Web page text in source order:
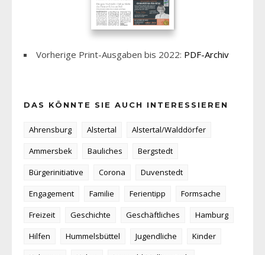
Vorherige Print-Ausgaben bis 2022: PDF-Archiv
DAS KÖNNTE SIE AUCH INTERESSIEREN
Ahrensburg Alstertal
Alstertal/Walddörfer
Ammersbek
Bauliches
Bergstedt
Bürgerinitiative
Corona
Duvenstedt
Engagement
Familie Ferientipp
Formsache
Freizeit
Geschichte Geschäftliches
Hamburg
Hilfen
Hummelsbüttel Jugendliche
Kinder